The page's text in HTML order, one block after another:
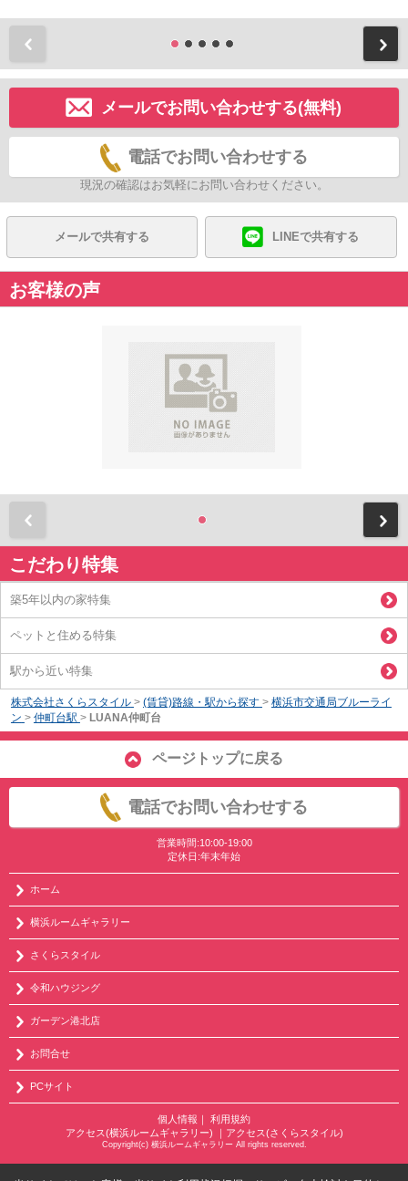
メールでお問い合わせする(無料)
電話でお問い合わせする
現況の確認はお気軽にお問い合わせください。
メールで共有する LINEで共有する
お客様の声
こだわり特集
築5年以内の家特集
ペットと住める特集
駅から近い特集
株式会社さくらスタイル > (賃貸)路線・駅から探す > 横浜市交通局ブルーライ
ン > 仲町台駅 > LUANA仲町台
ページトップに戻る
電話でお問い合わせする
営業時間:10:00-19:00
定休日:年末年始
ホーム
横浜ルームギャラリー
さくらスタイル
令和ハウジング
ガーデン港北店
お問合せ
PCサイト
個人情報
利用規約
アクセス(横浜ルームギャラリー)
アクセス(さくらスタイル)
Copyright(c) 横浜ルームギャラリー All rights reserved.